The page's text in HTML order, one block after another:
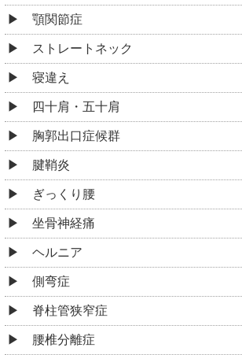
顎関節症
ストレートネック
寝違え
四十肩・五十肩
胸郭出口症候群
腱鞘炎
ぎっくり腰
坐骨神経痛
ヘルニア
側弯症
脊柱管狭窄症
腰椎分離症